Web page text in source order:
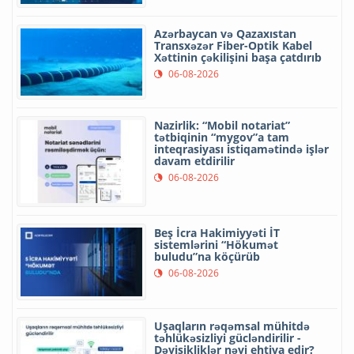
Azərbaycan və Qazaxıstan
Transxəzər Fiber-Optik Kabel
Xəttinin çəkilişini başa çatdırıb
06-08-2026
Nazirlik: “Mobil notariat”
tətbiqinin “mygov”a tam
inteqrasiyası istiqamətində işlər
davam etdirilir
06-08-2026
Beş İcra Hakimiyyəti İT
sistemlərini “Hökumət
buludu”na köçürüb
06-08-2026
Uşaqların rəqəmsal mühitdə
təhlükəsizliyi gücləndirilir -
Dəyişikliklər nəyi ehtiva edir?